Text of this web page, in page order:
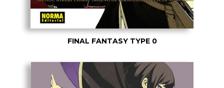
FINAL FANTASY TYPE 0